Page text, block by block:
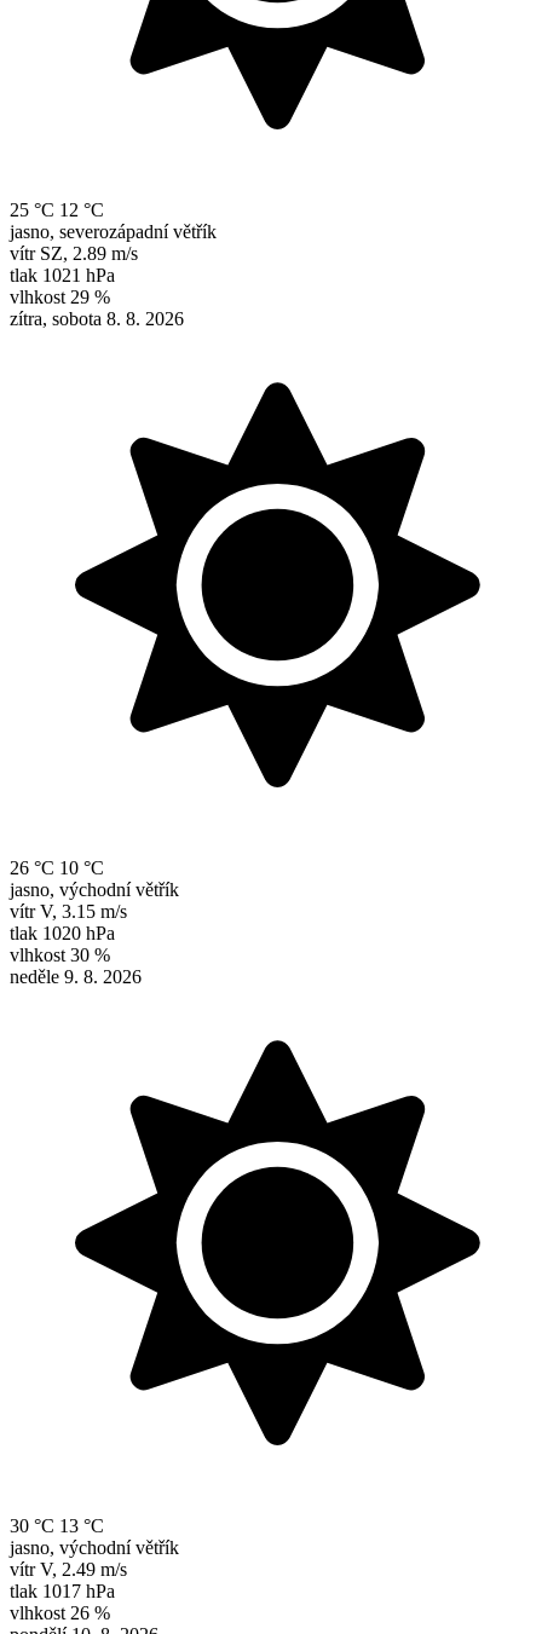
25 °C 12 °C
jasno, severozápadní větřík
vítr SZ, 2.89 m/s
tlak 1021 hPa
vlhkost 29 %
zítra, sobota 8. 8. 2026
26 °C 10 °C
jasno, východní větřík
vítr V, 3.15 m/s
tlak 1020 hPa
vlhkost 30 %
neděle 9. 8. 2026
30 °C 13 °C
jasno, východní větřík
vítr V, 2.49 m/s
tlak 1017 hPa
vlhkost 26 %